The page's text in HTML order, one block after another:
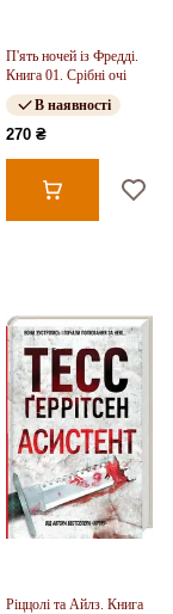
П'ять ночей із Фредді.
Книга 01. Срібні очі
В наявності
270 ₴
Ріццолі та Айлз. Книга